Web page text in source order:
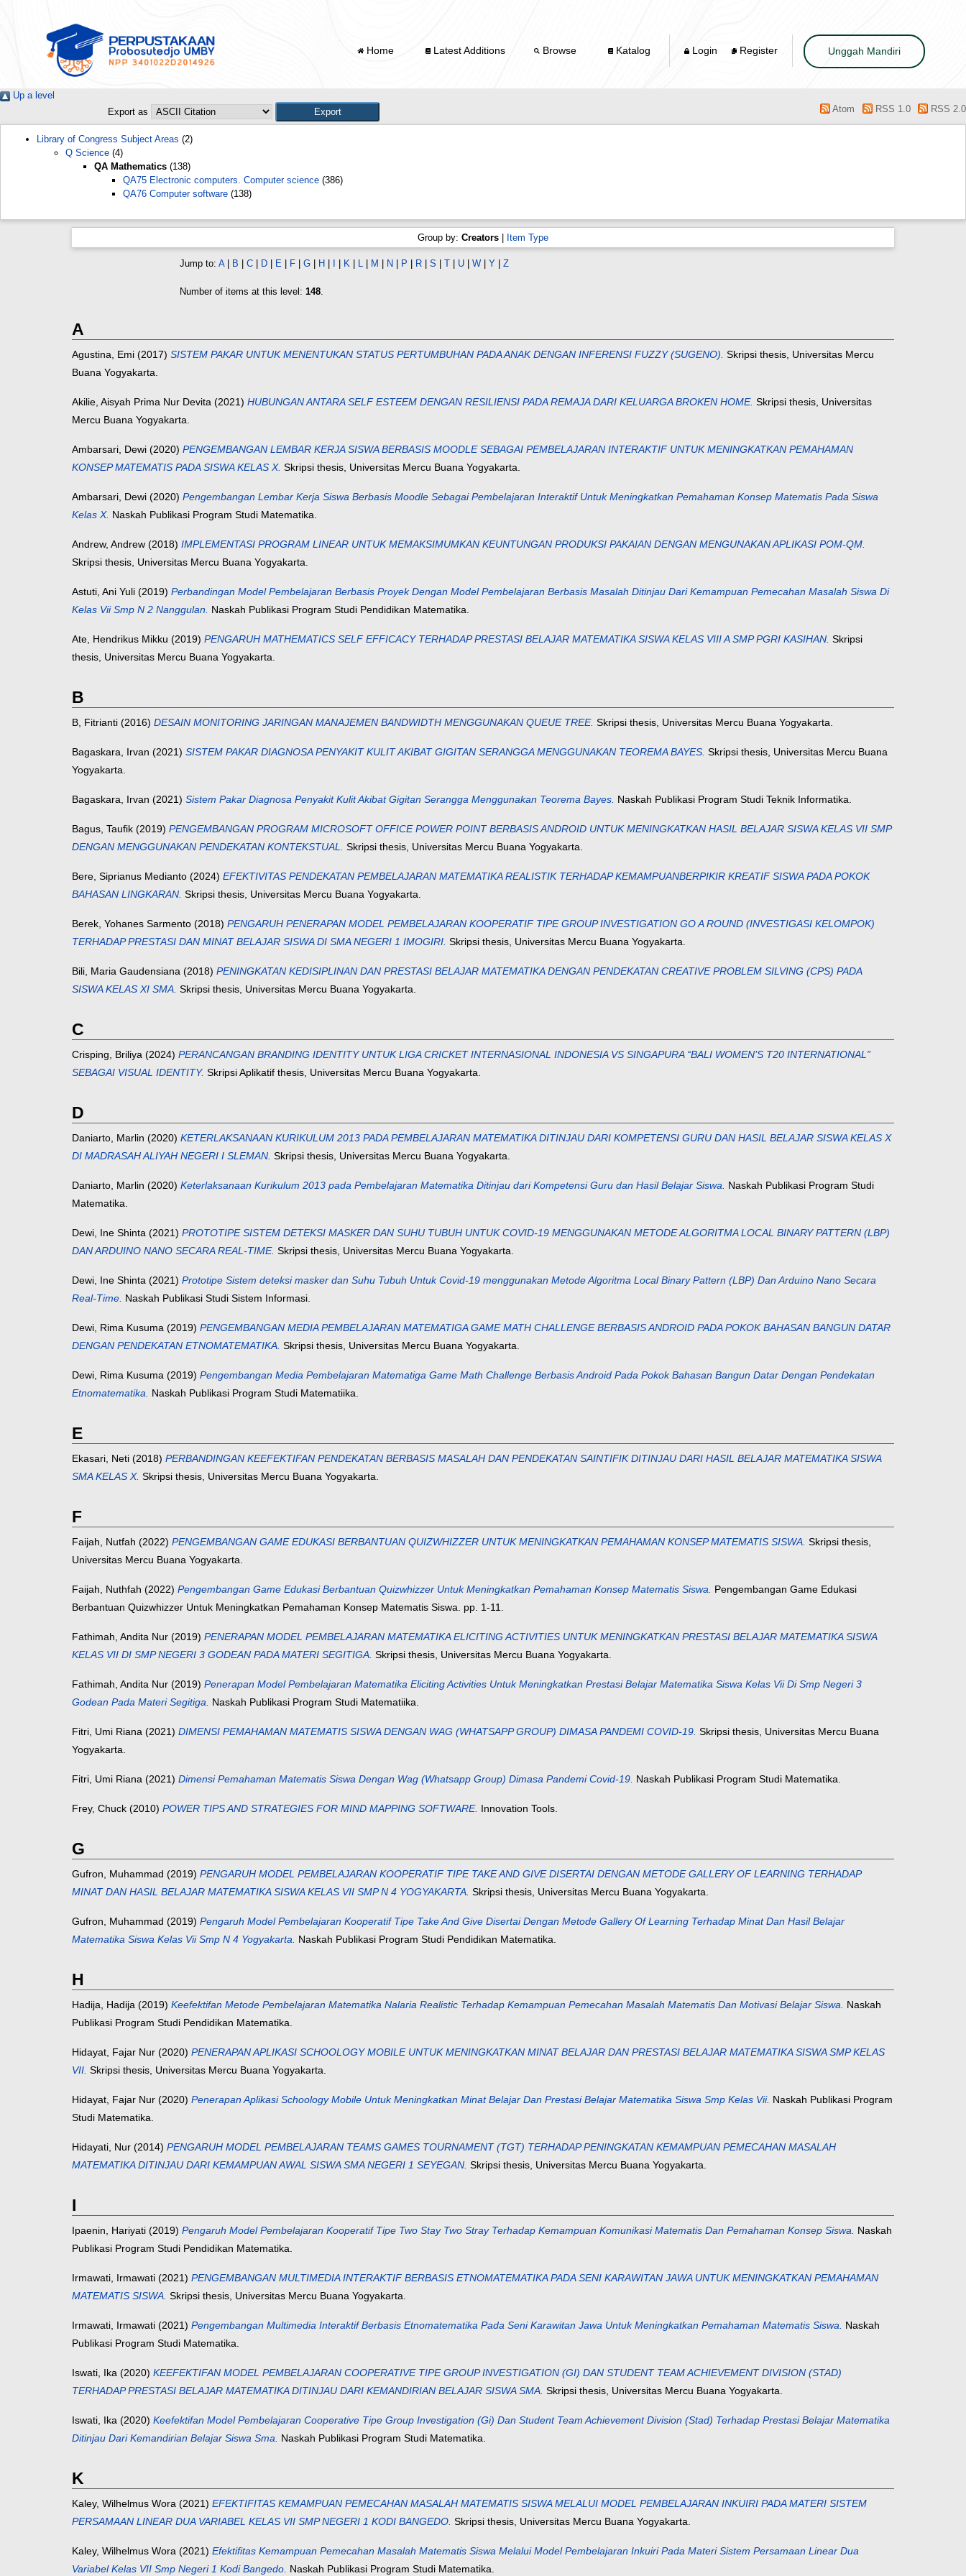
Home Latest Additions Browse Katalog Login Register Unggah Mandiri
Up a level
Export as
Atom RSS 1.0 RSS 2.0
Library of Congress Subject Areas (2)
Q Science (4)
QA Mathematics (138)
QA75 Electronic computers. Computer science (386)
QA76 Computer software (138)
Group by: Creators Item Type
Jump to: A| B C D E F G H K L M N P R S T U W Y Z
Number of items at this level: 148.
A
Agustina, Emi (2017) SISTEM PAKAR UNTUK MENENTUKAN STATUS PERTUMBUHAN PADA ANAK DENGAN INFERENSI FUZZY (SUGENO). Skripsi thesis, Universitas Mercu
Buana Yogyakarta.
Akilie, Aisyah Prima Nur Devita (2021) HUBUNGAN ANTARA SELF ESTEEM DENGAN RESILIENSI PADA REMAJA DARI KELUARGA BROKEN HOME. Skripsi thesis, Universitas
Mercu Buana Yogyakarta.
Ambarsari, Dewi (2020) PENGEMBANGAN LEMBAR KERJA SISWA BERBASIS MOODLE SEBAGAI PEMBELAJARAN INTERAKTIF UNTUK MENINGKATKAN PEMAHAMAN
KONSEP MATEMATIS PADA SISWA KELAS X. Skripsi thesis, Universitas Mercu Buana Yogyakarta.
Ambarsari, Dewi (2020) Pengembangan Lembar Kerja Siswa Berbasis Moodle Sebagai Pembelajaran Interaktif Untuk Meningkatkan Pemahaman Konsep Matematis Pada Siswa
Kelas X. Naskah Publikasi Program Studi Matematika.
Andrew, Andrew (2018) IMPLEMENTASI PROGRAM LINEAR UNTUK MEMAKSIMUMKAN KEUNTUNGAN PRODUKSI PAKAIAN DENGAN MENGUNAKAN APLIKASI POM-QM.
Skripsi thesis, Universitas Mercu Buana Yogyakarta.
Astuti, Ani Yuli (2019) Perbandingan Model Pembelajaran Berbasis Proyek Dengan Model Pembelajaran Berbasis Masalah Ditinjau Dari Kemampuan Pemecahan Masalah Siswa Di
Kelas Vii Smp N 2 Nanggulan. Naskah Publikasi Program Studi Pendidikan Matematika.
Ate, Hendrikus Mikku (2019) PENGARUH MATHEMATICS SELF EFFICACY TERHADAP PRESTASI BELAJAR MATEMATIKA SISWA KELAS VIII A SMP PGRI KASIHAN. Skripsi
thesis, Universitas Mercu Buana Yogyakarta.
B
B, Fitrianti (2016) DESAIN MONITORING JARINGAN MANAJEMEN BANDWIDTH MENGGUNAKAN QUEUE TREE. Skripsi thesis, Universitas Mercu Buana Yogyakarta.
Bagaskara, Irvan (2021) SISTEM PAKAR DIAGNOSA PENYAKIT KULIT AKIBAT GIGITAN SERANGGA MENGGUNAKAN TEOREMA BAYES. Skripsi thesis, Universitas Mercu Buana
Yogyakarta.
Bagaskara, Irvan (2021) Sistem Pakar Diagnosa Penyakit Kulit Akibat Gigitan Serangga Menggunakan Teorema Bayes. Naskah Publikasi Program Studi Teknik Informatika.
Bagus, Taufik (2019) PENGEMBANGAN PROGRAM MICROSOFT OFFICE POWER POINT BERBASIS ANDROID UNTUK MENINGKATKAN HASIL BELAJAR SISWA KELAS VII SMP
DENGAN MENGGUNAKAN PENDEKATAN KONTEKSTUAL. Skripsi thesis, Universitas Mercu Buana Yogyakarta.
Bere, Siprianus Medianto (2024) EFEKTIVITAS PENDEKATAN PEMBELAJARAN MATEMATIKA REALISTIK TERHADAP KEMAMPUANBERPIKIR KREATIF SISWA PADA POKOK
BAHASAN LINGKARAN. Skripsi thesis, Universitas Mercu Buana Yogyakarta.
Berek, Yohanes Sarmento (2018) PENGARUH PENERAPAN MODEL PEMBELAJARAN KOOPERATIF TIPE GROUP INVESTIGATION GO A ROUND (INVESTIGASI KELOMPOK)
TERHADAP PRESTASI DAN MINAT BELAJAR SISWA DI SMA NEGERI 1 IMOGIRI. Skripsi thesis, Universitas Mercu Buana Yogyakarta.
Bili, Maria Gaudensiana (2018) PENINGKATAN KEDISIPLINAN DAN PRESTASI BELAJAR MATEMATIKA DENGAN PENDEKATAN CREATIVE PROBLEM SILVING (CPS) PADA
SISWA KELAS XI SMA. Skripsi thesis, Universitas Mercu Buana Yogyakarta.
C
Crisping, Briliya (2024) PERANCANGAN BRANDING IDENTITY UNTUK LIGA CRICKET INTERNASIONAL INDONESIA VS SINGAPURA “BALI WOMEN’S T20 INTERNATIONAL”
SEBAGAI VISUAL IDENTITY. Skripsi Aplikatif thesis, Universitas Mercu Buana Yogyakarta.
D
Daniarto, Marlin (2020) KETERLAKSANAAN KURIKULUM 2013 PADA PEMBELAJARAN MATEMATIKA DITINJAU DARI KOMPETENSI GURU DAN HASIL BELAJAR SISWA KELAS X
DI MADRASAH ALIYAH NEGERI I SLEMAN. Skripsi thesis, Universitas Mercu Buana Yogyakarta.
Daniarto, Marlin (2020) Keterlaksanaan Kurikulum 2013 pada Pembelajaran Matematika Ditinjau dari Kompetensi Guru dan Hasil Belajar Siswa. Naskah Publikasi Program Studi
Matematika.
Dewi, Ine Shinta (2021) PROTOTIPE SISTEM DETEKSI MASKER DAN SUHU TUBUH UNTUK COVID-19 MENGGUNAKAN METODE ALGORITMA LOCAL BINARY PATTERN (LBP)
DAN ARDUINO NANO SECARA REAL-TIME. Skripsi thesis, Universitas Mercu Buana Yogyakarta.
Dewi, Ine Shinta (2021) Prototipe Sistem deteksi masker dan Suhu Tubuh Untuk Covid-19 menggunakan Metode Algoritma Local Binary Pattern (LBP) Dan Arduino Nano Secara
Real-Time. Naskah Publikasi Studi Sistem Informasi.
Dewi, Rima Kusuma (2019) PENGEMBANGAN MEDIA PEMBELAJARAN MATEMATIGA GAME MATH CHALLENGE BERBASIS ANDROID PADA POKOK BAHASAN BANGUN DATAR
DENGAN PENDEKATAN ETNOMATEMATIKA. Skripsi thesis, Universitas Mercu Buana Yogyakarta.
Dewi, Rima Kusuma (2019) Pengembangan Media Pembelajaran Matematiga Game Math Challenge Berbasis Android Pada Pokok Bahasan Bangun Datar Dengan Pendekatan
Etnomatematika. Naskah Publikasi Program Studi Matematiika.
E
Ekasari, Neti (2018) PERBANDINGAN KEEFEKTIFAN PENDEKATAN BERBASIS MASALAH DAN PENDEKATAN SAINTIFIK DITINJAU DARI HASIL BELAJAR MATEMATIKA SISWA
SMA KELAS X. Skripsi thesis, Universitas Mercu Buana Yogyakarta.
F
Faijah, Nutfah (2022) PENGEMBANGAN GAME EDUKASI BERBANTUAN QUIZWHIZZER UNTUK MENINGKATKAN PEMAHAMAN KONSEP MATEMATIS SISWA. Skripsi thesis,
Universitas Mercu Buana Yogyakarta.
Faijah, Nuthfah (2022) Pengembangan Game Edukasi Berbantuan Quizwhizzer Untuk Meningkatkan Pemahaman Konsep Matematis Siswa. Pengembangan Game Edukasi
Berbantuan Quizwhizzer Untuk Meningkatkan Pemahaman Konsep Matematis Siswa. pp. 1-11.
Fathimah, Andita Nur (2019) PENERAPAN MODEL PEMBELAJARAN MATEMATIKA ELICITING ACTIVITIES UNTUK MENINGKATKAN PRESTASI BELAJAR MATEMATIKA SISWA
KELAS VII DI SMP NEGERI 3 GODEAN PADA MATERI SEGITIGA. Skripsi thesis, Universitas Mercu Buana Yogyakarta.
Fathimah, Andita Nur (2019) Penerapan Model Pembelajaran Matematika Eliciting Activities Untuk Meningkatkan Prestasi Belajar Matematika Siswa Kelas Vii Di Smp Negeri 3
Godean Pada Materi Segitiga. Naskah Publikasi Program Studi Matematiika.
Fitri, Umi Riana (2021) DIMENSI PEMAHAMAN MATEMATIS SISWA DENGAN WAG (WHATSAPP GROUP) DIMASA PANDEMI COVID-19. Skripsi thesis, Universitas Mercu Buana
Yogyakarta.
Fitri, Umi Riana (2021) Dimensi Pemahaman Matematis Siswa Dengan Wag (Whatsapp Group) Dimasa Pandemi Covid-19. Naskah Publikasi Program Studi Matematika.
Frey, Chuck (2010) POWER TIPS AND STRATEGIES FOR MIND MAPPING SOFTWARE. Innovation Tools.
G
Gufron, Muhammad (2019) PENGARUH MODEL PEMBELAJARAN KOOPERATIF TIPE TAKE AND GIVE DISERTAI DENGAN METODE GALLERY OF LEARNING TERHADAP
MINAT DAN HASIL BELAJAR MATEMATIKA SISWA KELAS VII SMP N 4 YOGYAKARTA. Skripsi thesis, Universitas Mercu Buana Yogyakarta.
Gufron, Muhammad (2019) Pengaruh Model Pembelajaran Kooperatif Tipe Take And Give Disertai Dengan Metode Gallery Of Learning Terhadap Minat Dan Hasil Belajar
Matematika Siswa Kelas Vii Smp N 4 Yogyakarta. Naskah Publikasi Program Studi Pendidikan Matematika.
H
Hadija, Hadija (2019) Keefektifan Metode Pembelajaran Matematika Nalaria Realistic Terhadap Kemampuan Pemecahan Masalah Matematis Dan Motivasi Belajar Siswa. Naskah
Publikasi Program Studi Pendidikan Matematika.
Hidayat, Fajar Nur (2020) PENERAPAN APLIKASI SCHOOLOGY MOBILE UNTUK MENINGKATKAN MINAT BELAJAR DAN PRESTASI BELAJAR MATEMATIKA SISWA SMP KELAS
VII. Skripsi thesis, Universitas Mercu Buana Yogyakarta.
Hidayat, Fajar Nur (2020) Penerapan Aplikasi Schoology Mobile Untuk Meningkatkan Minat Belajar Dan Prestasi Belajar Matematika Siswa Smp Kelas Vii. Naskah Publikasi Program
Studi Matematika.
Hidayati, Nur (2014) PENGARUH MODEL PEMBELAJARAN TEAMS GAMES TOURNAMENT (TGT) TERHADAP PENINGKATAN KEMAMPUAN PEMECAHAN MASALAH
MATEMATIKA DITINJAU DARI KEMAMPUAN AWAL SISWA SMA NEGERI 1 SEYEGAN. Skripsi thesis, Universitas Mercu Buana Yogyakarta.
I
Ipaenin, Hariyati (2019) Pengaruh Model Pembelajaran Kooperatif Tipe Two Stay Two Stray Terhadap Kemampuan Komunikasi Matematis Dan Pemahaman Konsep Siswa. Naskah
Publikasi Program Studi Pendidikan Matematika.
Irmawati, Irmawati (2021) PENGEMBANGAN MULTIMEDIA INTERAKTIF BERBASIS ETNOMATEMATIKA PADA SENI KARAWITAN JAWA UNTUK MENINGKATKAN PEMAHAMAN
MATEMATIS SISWA. Skripsi thesis, Universitas Mercu Buana Yogyakarta.
Irmawati, Irmawati (2021) Pengembangan Multimedia Interaktif Berbasis Etnomatematika Pada Seni Karawitan Jawa Untuk Meningkatkan Pemahaman Matematis Siswa. Naskah
Publikasi Program Studi Matematika.
Iswati, Ika (2020) KEEFEKTIFAN MODEL PEMBELAJARAN COOPERATIVE TIPE GROUP INVESTIGATION (GI) DAN STUDENT TEAM ACHIEVEMENT DIVISION (STAD)
TERHADAP PRESTASI BELAJAR MATEMATIKA DITINJAU DARI KEMANDIRIAN BELAJAR SISWA SMA. Skripsi thesis, Universitas Mercu Buana Yogyakarta.
Iswati, Ika (2020) Keefektifan Model Pembelajaran Cooperative Tipe Group Investigation (Gi) Dan Student Team Achievement Division (Stad) Terhadap Prestasi Belajar Matematika
Ditinjau Dari Kemandirian Belajar Siswa Sma. Naskah Publikasi Program Studi Matematika.
K
Kaley, Wilhelmus Wora (2021) EFEKTIFITAS KEMAMPUAN PEMECAHAN MASALAH MATEMATIS SISWA MELALUI MODEL PEMBELAJARAN INKUIRI PADA MATERI SISTEM
PERSAMAAN LINEAR DUA VARIABEL KELAS VII SMP NEGERI 1 KODI BANGEDO. Skripsi thesis, Universitas Mercu Buana Yogyakarta.
Kaley, Wilhelmus Wora (2021) Efektifitas Kemampuan Pemecahan Masalah Matematis Siswa Melalui Model Pembelajaran Inkuiri Pada Materi Sistem Persamaan Linear Dua
Variabel Kelas VII Smp Negeri 1 Kodi Bangedo. Naskah Publikasi Program Studi Matematika.